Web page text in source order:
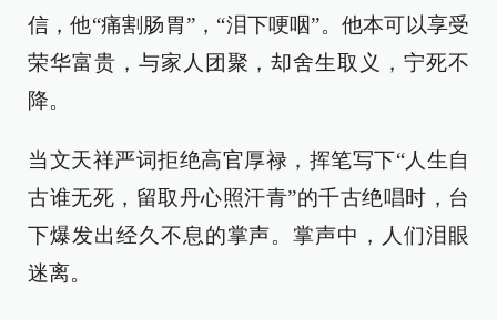
信，他“痛割肠胃”，“泪下哽咽”。他本可以享受
荣华富贵，与家人团聚，却舍生取义，宁死不
降。
当文天祥严词拒绝高官厚禄，挥笔写下“人生自
古谁无死，留取丹心照汗青”的千古绝唱时，台
下爆发出经久不息的掌声。掌声中，人们泪眼
迷离。